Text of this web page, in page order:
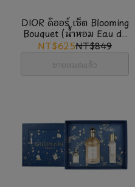
DIOR ดิออร์ เซ็ต Blooming
Bouquet (น้ำหอม Eau de
Toilette 5ml+ครีมทาผิว
20ml)
NT$625NT$849
ขายหมดแล้ว